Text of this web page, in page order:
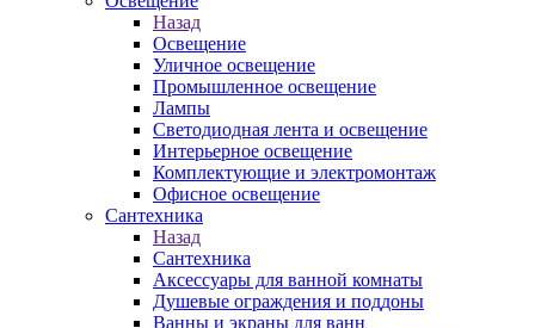
Назад
Освещение
Уличное освещение
Промышленное освещение
Лампы
Светодиодная лента и освещение
Интерьерное освещение
Комплектующие и электромонтаж
Офисное освещение
Сантехника
Назад
Сантехника
Аксессуары для ванной комнаты
Душевые ограждения и поддоны
Ванны и экраны для ванн